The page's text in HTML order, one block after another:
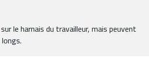
le harnais du travailleur, mais peuvent